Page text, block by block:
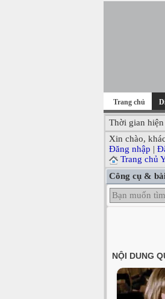
Trang chủ
Thời gian
Xin chào,
Đăng nhập |
Trang chủ
Công cụ &